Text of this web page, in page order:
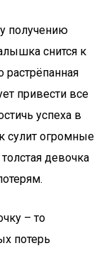
получению
снится к
привести все
успеха в
сулит огромные
девочка
– то
потерь